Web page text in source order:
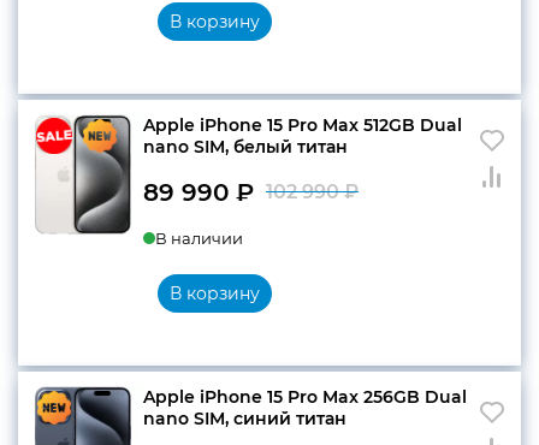
В корзину
Apple iPhone 15 Pro Max 512GB Dual
nano SIM, белый титан
102 990₽
89 990 ₽
В наличии
В корзину
Apple iPhone 15 Pro Max 256GB Dual
nano SIM, синий титан